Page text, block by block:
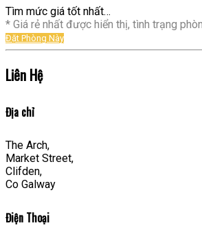
Tìm mức giá tốt nhất…
* Giá rẻ nhất được hiển thị, tình trạng
Đặt Phòng Này
Liên Hệ
Địa chỉ
The Arch,
Market Street,
Clifden,
Co Galway
Điện Thoại